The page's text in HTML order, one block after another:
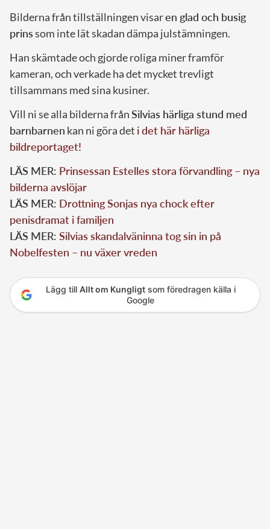
Bilderna från tillställningen visaren glad och busig
prinssom inte lät skadan dämpa julstämningen.
Han skämtade och gjorde roliga miner framför
kameran, och verkade ha det mycket trevligt
tillsammans med sina kusiner.
Vill ni se alla bilderna frånSilvias härliga stund med
barnbarnen kan ni göra det i det här härliga
bildreportaget!
LÄS MER: Prinsessan Estelles stora förvandling – nya
bilderna avslöjar
LÄS MER: Drottning Sonjas nya chock efter
penisdramat i familjen
LÄS MER: Silvias skandalväninna tog sin in på
Nobelfesten – nu växer vreden
Lägg till Allt om Kungligtsom föredragen källa i
Google